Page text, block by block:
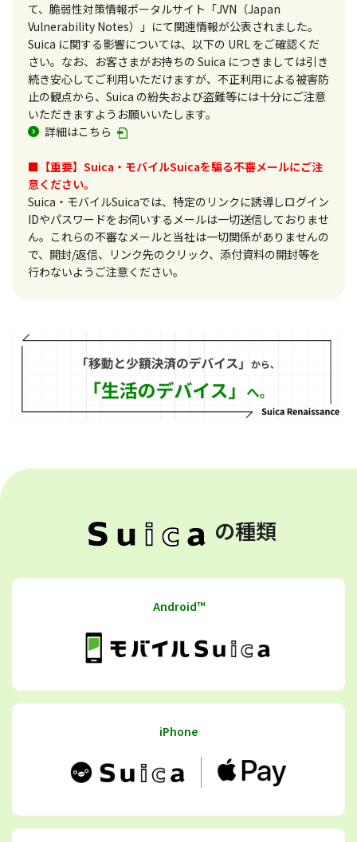
て、脆弱性対策情報ポータルサイト「JVN（Japan
Vulnerability Notes）」にて関連情報が公表されました。
Suica に関する影響については、以下の URL をご確認くだ
さい。なお、お客さまがお持ちの Suica につきましては引き
続き安心してご利用いただけますが、不正利用による被害防
止の観点から、Suica の紛失および盗難等には十分にご注意
いただきますようお願いいたします。
詳細はこちら
■【重要】Suica・モバイルSuicaを騙る不審メールにご注
意ください。
Suica・モバイルSuicaでは、特定のリンクに誘導しログイン
IDやパスワードをお伺いするメールは一切送信しておりませ
ん。これらの不審なメールと当社は一切関係がありませんの
で、開封/返信、リンク先のクリック、添付資料の開封等を
行わないようご注意ください。
の種類
Android™
iPhone